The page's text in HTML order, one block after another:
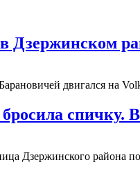
двигался на
Дзержинского района